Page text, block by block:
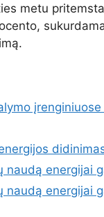
metu
naudą energijai
naudą energijai